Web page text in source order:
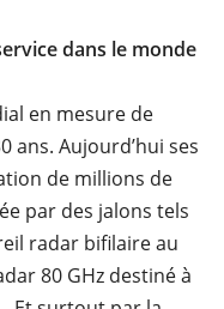
dans le monde
en mesure de
ans. Aujourd’hui ses
de millions de
par des jalons tels
radar bifilaire au
80 GHz destiné à